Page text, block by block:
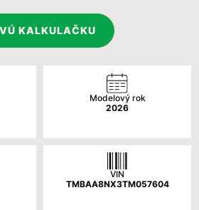
KALKULAČKU
Modelový rok
2026
VIN
TMBAA8NX3TM057604